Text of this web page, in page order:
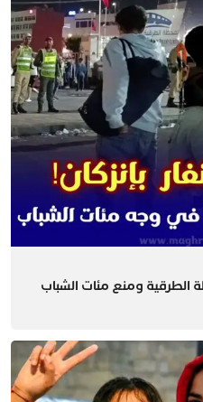
الطرقية ومنع مئات الشباب